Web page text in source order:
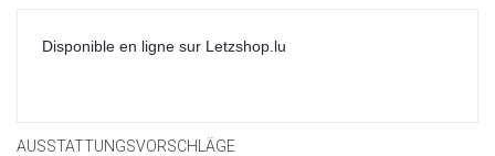
Disponible en ligne sur Letzshop.lu
AUSSTATTUNGSVORSCHLÄGE